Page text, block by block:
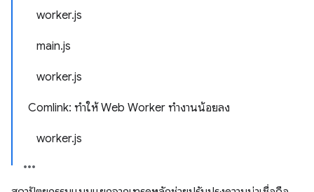
worker.js
main.js
worker.js
Comlink: ทำให้ Web Worker ทำงานน้อยลง
worker.js